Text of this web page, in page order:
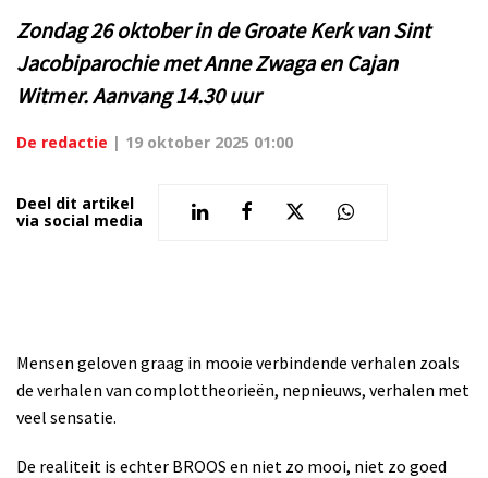
Zondag 26 oktober in de Groate Kerk van Sint
Jacobiparochie met Anne Zwaga en Cajan
Witmer. Aanvang 14.30 uur
De redactie | 19 oktober 2025 01:00
Deel dit artikel
via social media
Mensen geloven graag in mooie verbindende verhalen zoals
de verhalen van complottheorieën, nepnieuws, verhalen met
veel sensatie.
De realiteit is echter BROOS en niet zo mooi, niet zo goed